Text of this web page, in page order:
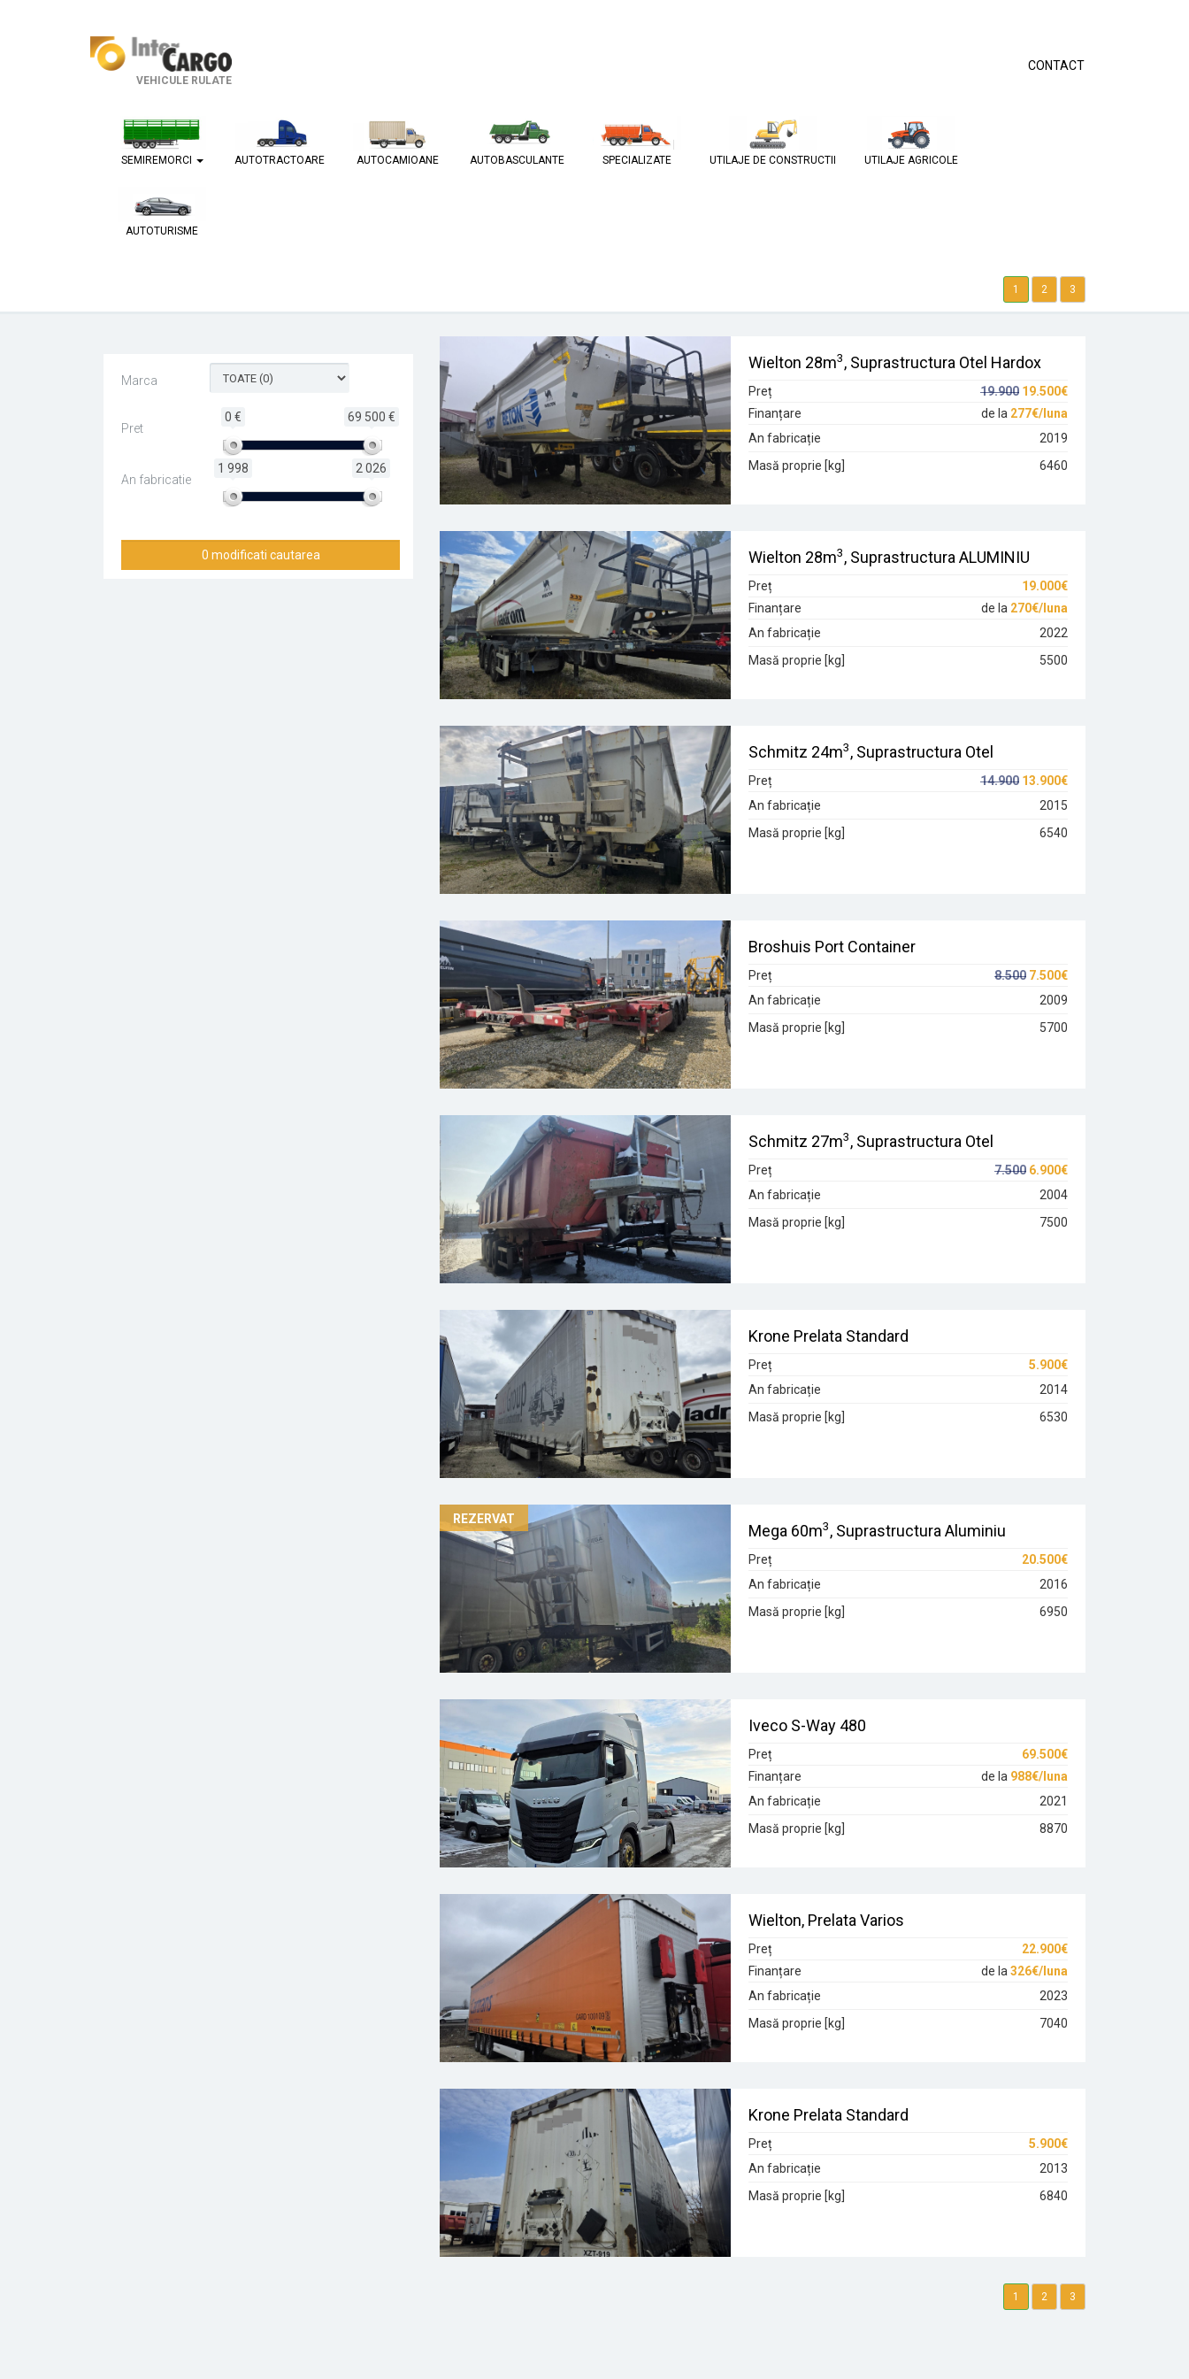
VEHICULE RULATE
CONTACT
SEMIREMORCI AUTOTRACTOARE AUTOCAMIOANE AUTOBASCULANTE SPECIALIZATE UTILAJE DE CONSTRUCTII UTILAJE AGRICOLE
AUTOTURISME
1 2 3
Marca
Pret
0 € 69 500 €
An fabricatie
1 998 2 026
0 modificati cautarea
Wielton 28m3, Suprastructura Otel Hardox
Preț 19.900 19.500€
Finanțare
de la 277€/luna
An fabricație
2019
Masă proprie [kg]
6460
Wielton 28m3, Suprastructura ALUMINIU
Preț
19.000€
Finanțare
de la 270€/luna
An fabricație
2022
Masă proprie [kg]
5500
Schmitz 24m3, Suprastructura Otel
Preț 14.900 13.900€
An fabricație
2015
Masă proprie [kg]
6540
Broshuis Port Container
Preț 8.500 7.500€
An fabricație
2009
Masă proprie [kg]
5700
Schmitz 27m3, Suprastructura Otel
Preț 7.500 6.900€
An fabricație
2004
Masă proprie [kg]
7500
Krone Prelata Standard
Preț
5.900€
An fabricație
2014
Masă proprie [kg]
6530
Mega 60m3, Suprastructura Aluminiu
Preț
20.500€
An fabricație
2016
Masă proprie [kg]
6950
Iveco S-Way 480
Preț
69.500€
Finanțare
de la 988€/luna
An fabricație
2021
Masă proprie [kg]
8870
Wielton, Prelata Varios
Preț
22.900€
Finanțare
de la 326€/luna
An fabricație
2023
Masă proprie [kg]
7040
Krone Prelata Standard
Preț
5.900€
An fabricație
2013
Masă proprie [kg]
6840
1 2 3